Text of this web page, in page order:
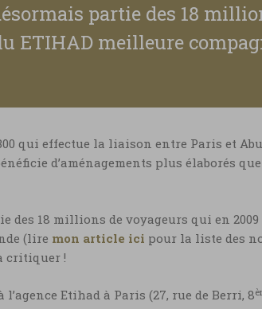
partie des 18
ETIHAD meilleure
qui effectue la liaison entre Paris et
d’aménagements plus élaborés
des 18 millions de voyageurs qui en
(lire mon article ici pour la liste des
critiquer !
Etihad à Paris (27, rue de Berri, 8